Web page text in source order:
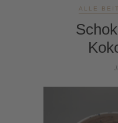
ALLE